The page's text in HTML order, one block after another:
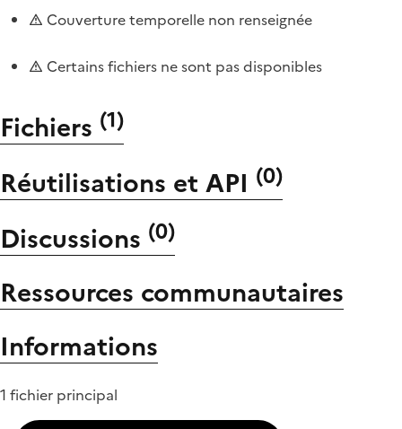
Couverture temporelle non renseignée
Certains fichiers ne sont pas disponibles
Fichiers (1)
Réutilisations et API (0)
Discussions (0)
Ressources communautaires
Informations
1 fichier principal